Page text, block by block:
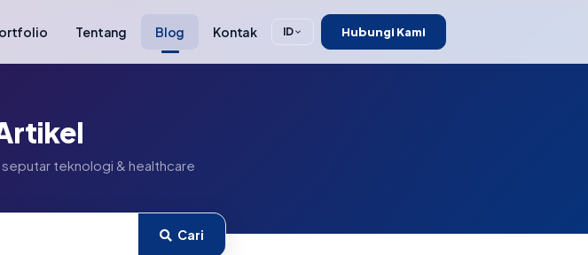
Tentang Blog Kontak ID Hubungi Kami
teknologi & healthcare
Cari